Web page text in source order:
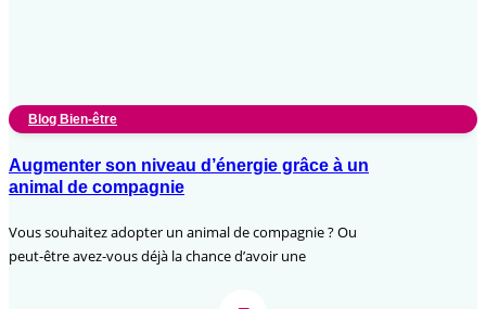
Blog Bien-être
Augmenter son niveau d’énergie grâce à un
animal de compagnie
Vous souhaitez adopter un animal de compagnie ? Ou
peut-être avez-vous déjà la chance d’avoir une